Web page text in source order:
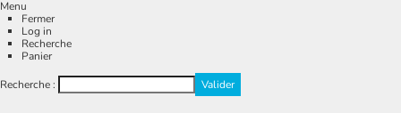
Menu
Fermer
Log in
Recherche
Panier
Recherche :